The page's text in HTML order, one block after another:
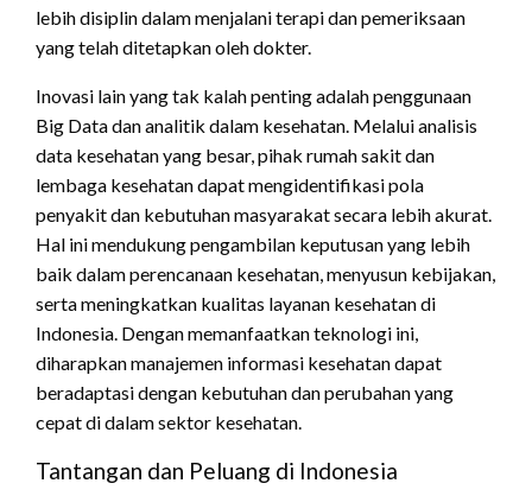
lebih disiplin dalam menjalani terapi dan pemeriksaan
yang telah ditetapkan oleh dokter.
Inovasi lain yang tak kalah penting adalah penggunaan
Big Data dan analitik dalam kesehatan. Melalui analisis
data kesehatan yang besar, pihak rumah sakit dan
lembaga kesehatan dapat mengidentifikasi pola
penyakit dan kebutuhan masyarakat secara lebih akurat.
Hal ini mendukung pengambilan keputusan yang lebih
baik dalam perencanaan kesehatan, menyusun kebijakan,
serta meningkatkan kualitas layanan kesehatan di
Indonesia. Dengan memanfaatkan teknologi ini,
diharapkan manajemen informasi kesehatan dapat
beradaptasi dengan kebutuhan dan perubahan yang
cepat di dalam sektor kesehatan.
Tantangan dan Peluang di Indonesia